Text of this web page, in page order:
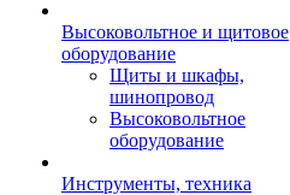
Высоковольтное и щитовое
оборудование
Щиты и шкафы,
шинопровод
Высоковольтное
оборудование
Инструменты, техника